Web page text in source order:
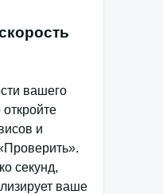
вашего
и
секунд,
ваше